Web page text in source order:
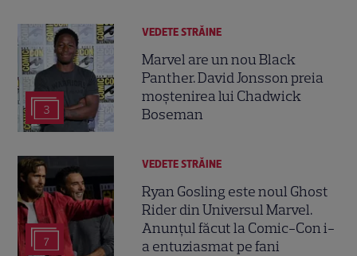
3
VEDETE STRĂINE
Marvel are un nou Black
Panther. David Jonsson preia
moștenirea lui Chadwick
Boseman
7
VEDETE STRĂINE
Ryan Gosling este noul Ghost
Rider din Universul Marvel.
Anunțul făcut la Comic-Con i-
a entuziasmat pe fani